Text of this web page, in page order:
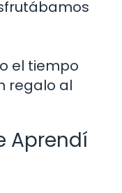
el tiempo
regalo al
Aprendí